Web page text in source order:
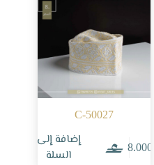
C-50027
8.000
إضافة إلى
السلة